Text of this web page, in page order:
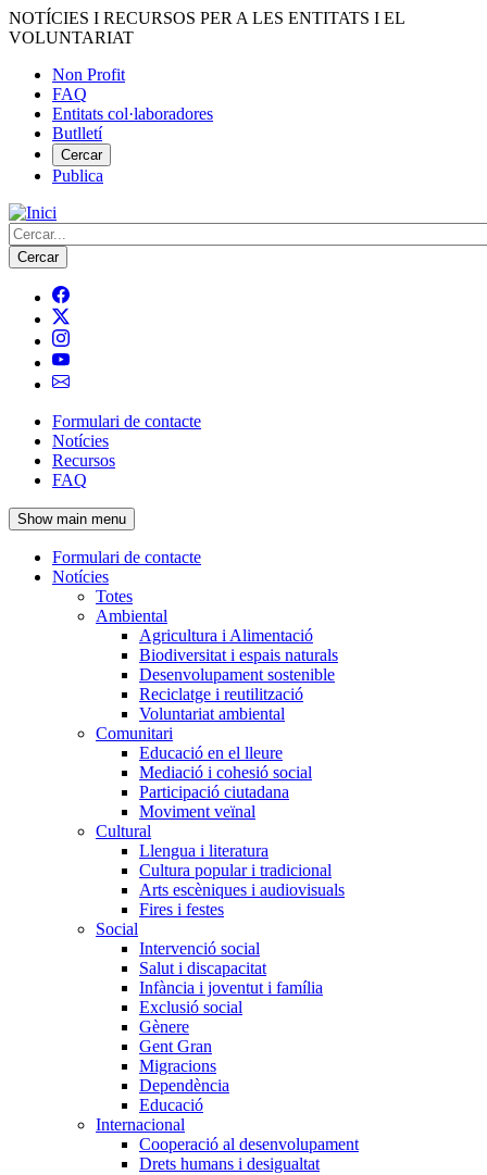
Vés
al
NOTÍCIES I RECURSOS PER A LES ENTITATS I EL
VOLUNTARIAT
Menú
del
compte
d'usuari
Non Profit
FAQ
Entitats col·laboradores
Butlletí
Cercar
Publica
Cerca
Navegació
principal
de
l'encapçalament
Formulari de contacte
Notícies
Recursos
FAQ
Show main menu
Navegació
principal
Formulari de contacte
Notícies
Totes
Ambiental
Agricultura i Alimentació
Biodiversitat i espais naturals
Desenvolupament sostenible
Reciclatge i reutilització
Voluntariat ambiental
Comunitari
Educació en el lleure
Mediació i cohesió social
Participació ciutadana
Moviment veïnal
Cultural
Llengua i literatura
Cultura popular i tradicional
Arts escèniques i audiovisuals
Fires i festes
Social
Intervenció social
Salut i discapacitat
Infància i joventut i família
Exclusió social
Gènere
Gent Gran
Migracions
Dependència
Educació
Internacional
Cooperació al desenvolupament
Drets humans i desigualtat